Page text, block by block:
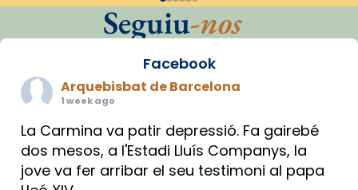
Seguiu-nos
Facebook
Arquebisbat de Barcelona
1 week ago
La Carmina va patir depressió. Fa gairebé
dos mesos, a l'Estadi Lluís Companys, la
jove va fer arribar el seu testimoni al papa